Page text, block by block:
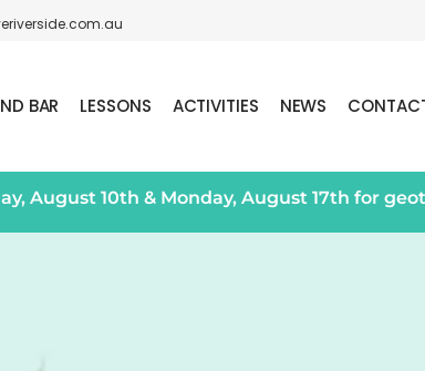
BAR LESSONS ACTIVITIES NEWS
August 10th & Monday, August 17th for